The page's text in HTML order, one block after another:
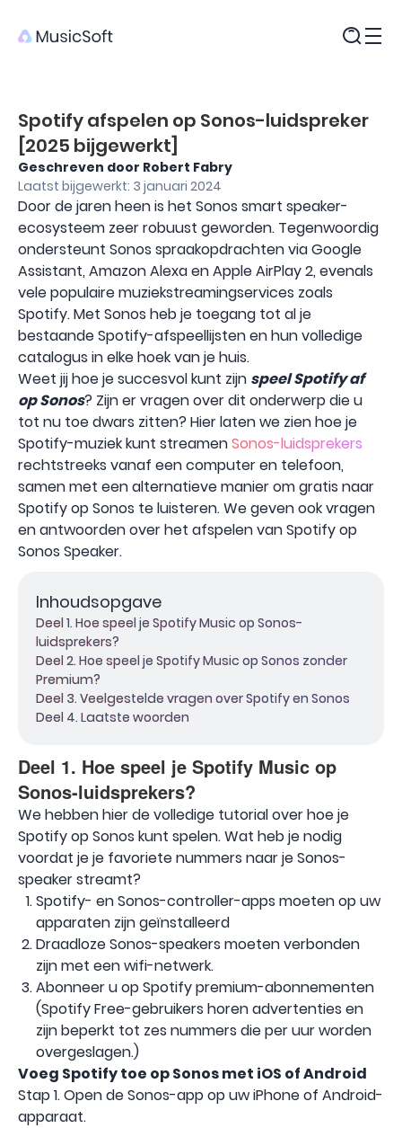
Spotify afspelen op Sonos-luidspreker
[2025 bijgewerkt]
Geschreven door Robert Fabry
Laatst bijgewerkt: 3 januari 2024
Door de jaren heen is het Sonos smart speaker-
ecosysteem zeer robuust geworden. Tegenwoordig
ondersteunt Sonos spraakopdrachten via Google
Assistant, Amazon Alexa en Apple AirPlay 2, evenals
vele populaire muziekstreamingservices zoals
Spotify. Met Sonos heb je toegang tot al je
bestaande Spotify-afspeellijsten en hun volledige
catalogus in elke hoek van je huis.
Weet jij hoe je succesvol kunt zijn speel Spotify af
op Sonos? Zijn er vragen over dit onderwerp die u
tot nu toe dwars zitten? Hier laten we zien hoe je
Spotify-muziek kunt streamenSonos-luidsprekers
rechtstreeks vanaf een computer en telefoon,
samen met een alternatieve manier om gratis naar
Spotify op Sonos te luisteren. We geven ook vragen
en antwoorden over het afspelen van Spotify op
Sonos Speaker.
Inhoudsopgave
Deel 1. Hoe speel je Spotify Music op Sonos-
luidsprekers?
Deel 2. Hoe speel je Spotify Music op Sonos zonder
Premium?
Deel 3. Veelgestelde vragen over Spotify en Sonos
Deel 4. Laatste woorden
Deel 1. Hoe speel je Spotify Music op
Sonos-luidsprekers?
We hebben hier de volledige tutorial over hoe je
Spotify op Sonos kunt spelen. Wat heb je nodig
voordat je je favoriete nummers naar je Sonos-
speaker streamt?
Spotify- en Sonos-controller-apps moeten op uw
apparaten zijn geïnstalleerd
Draadloze Sonos-speakers moeten verbonden
zijn met een wifi-netwerk.
Abonneer u op Spotify premium-abonnementen
(Spotify Free-gebruikers horen advertenties en
zijn beperkt tot zes nummers die per uur worden
overgeslagen.)
Voeg Spotify toe op Sonos met iOS of Android
Stap 1. Open de Sonos-app op uw iPhone of Android-
apparaat.